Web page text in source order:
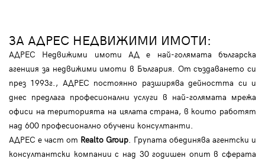
ЗА АДРЕС НЕДВИЖИМИ ИМОТИ:
АДРЕС Недвижими имоти АД е най-голямата българска
агенция за недвижими имоти в България. От създаването си
през 1993г., АДРЕС постоянно разширява дейността си и
днес предлага професионални услуги в най-голямата мрежа
офиси на територията на цялата страна, в които работят
над 600 професионално обучени консултанти.
АДРЕС е част от Realto Group. Групата обединява агентски и
консултантски компании с над 30 годишен опит в сферата